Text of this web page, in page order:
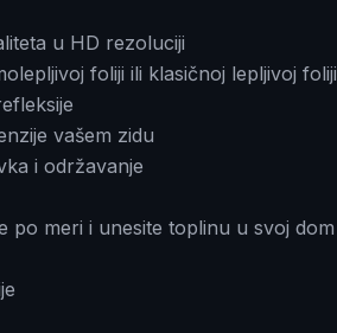
u HD rezoluciji
foliji ili klasičnoj lepljivoj foliji
vašem zidu
i održavanje
po meri i unesite toplinu u svoj dom